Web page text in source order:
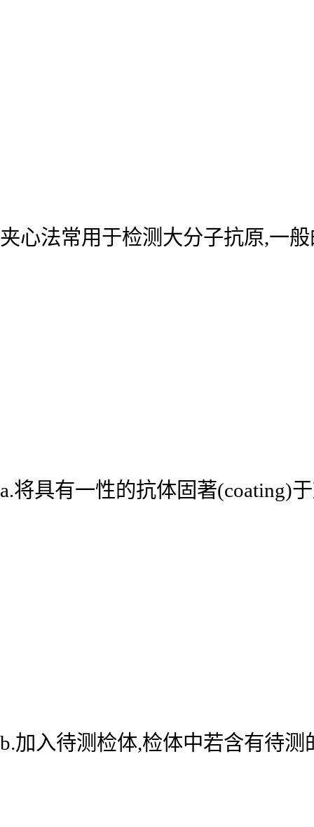
夹心法常用于检测大分子抗原,一
a.将具有一性的抗体固著(coating)
b.加入待测检体,检体中若含有待